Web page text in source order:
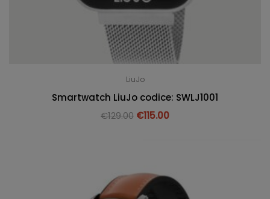
LiuJo
Smartwatch LiuJo codice: SWLJ1001
€129.00 €115.00